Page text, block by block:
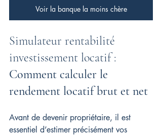
Voir la banque la moins chère
Simulateur rentabilité
investissement locatif :
Comment calculer le
rendement locatif brut et net
Avant de devenir propriétaire, il est
essentiel d’estimer précisément vos